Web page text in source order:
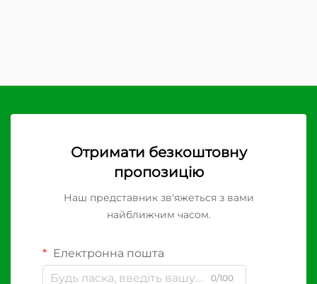
Отримати безкоштовну
пропозицію
Наш представник зв'яжеться з вами
найближчим часом.
Електронна пошта
0/100